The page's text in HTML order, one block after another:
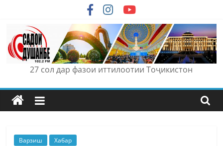
content
27 сол дар фазои иттилоотии Тоҷикистон
Варзиш Хабар